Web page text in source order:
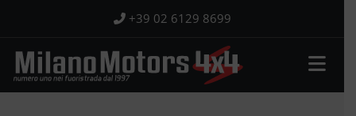
contenuto
+39 02 6129 8699